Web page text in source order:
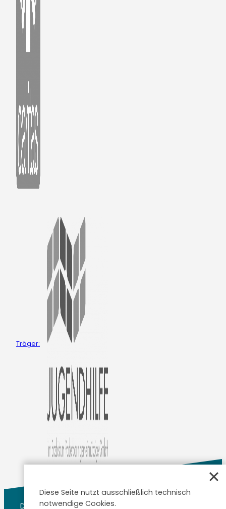
Träger:
Datenschutzerklärung Impressum
Diese Seite nutzt ausschließlich technisch
notwendige Cookies.